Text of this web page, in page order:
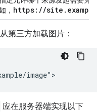
， https: //site . example
第三方加载图片：
应在服务器端实现以下